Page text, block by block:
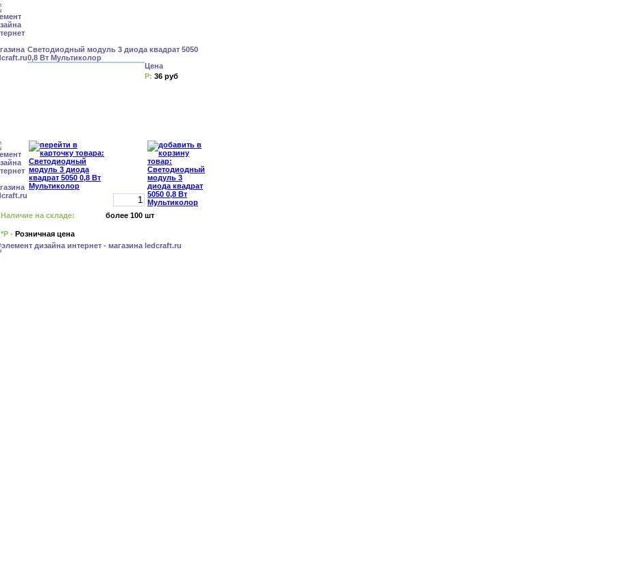
Светодиодный модуль 3 диода квадрат 5050
0,8 Вт Мультиколор
Цена
Р: 36 руб
Наличие на складе: более 100 шт
*Р - Розничная цена